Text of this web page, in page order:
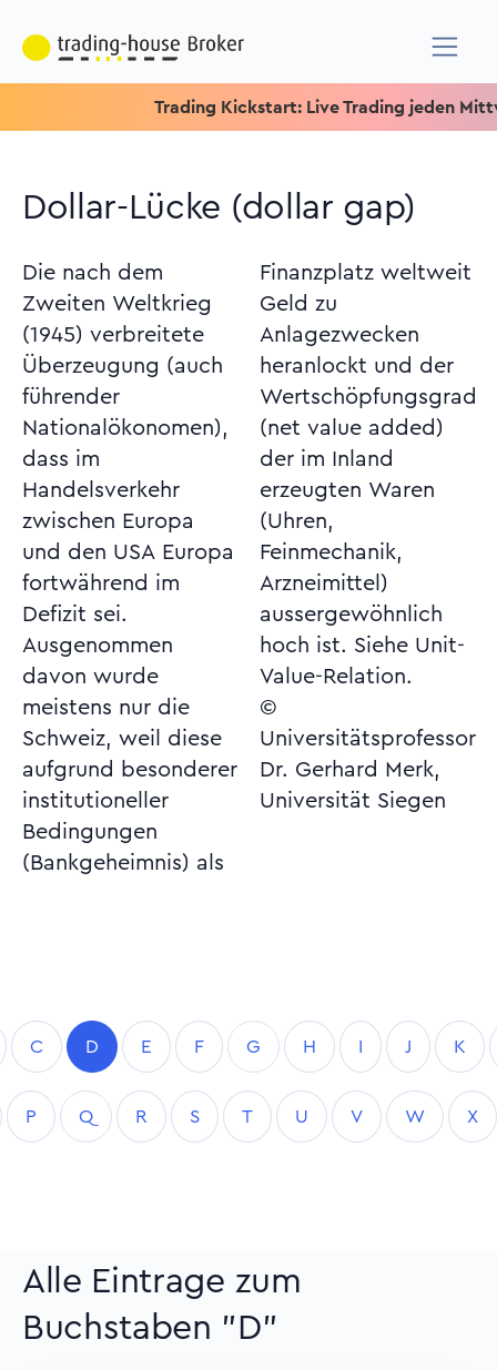
Trading Kickstart: Live Trading jeden
Dollar-Lücke (dollar gap)
Die nach dem
Zweiten Weltkrieg
(1945) verbreitete
Überzeugung (auch
führender
Nationalökonomen),
dass im
Handelsverkehr
zwischen Europa
und den USA Europa
fortwährend im
Defizit sei.
Ausgenommen
davon wurde
meistens nur die
Schweiz, weil diese
aufgrund besonderer
institutioneller
Bedingungen
(Bankgeheimnis) als
Finanzplatz weltweit
Geld zu
Anlagezwecken
heranlockt und der
Wertschöpfungsgrad
(net value added)
der im Inland
erzeugten Waren
(Uhren,
Feinmechanik,
Arzneimittel)
aussergewöhnlich
hoch ist. Siehe Unit-
Value-Relation.
©
Universitätsprofessor
Dr. Gerhard Merk,
Universität Siegen
C D E F G H I J K
P Q R S T U V W X
Alle Eintrage zum
Buchstaben "D"